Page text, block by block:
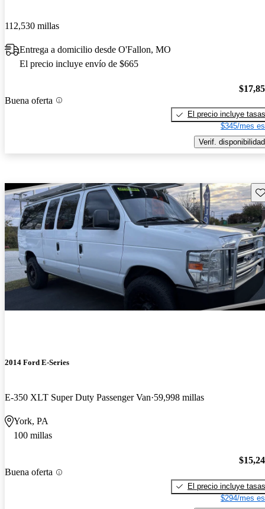
112,530 millas
Entrega a domicilio desde O'Fallon, MO
El precio incluye envío de $665
Buena oferta
El precio incluye tasas
$345/mes
Verif. disponibilidad
2014 Ford E-Series
E-350 XLT Super Duty Passenger Van 59,998 millas
York, PA
100 millas
Buena oferta
El precio incluye tasas
$294/mes